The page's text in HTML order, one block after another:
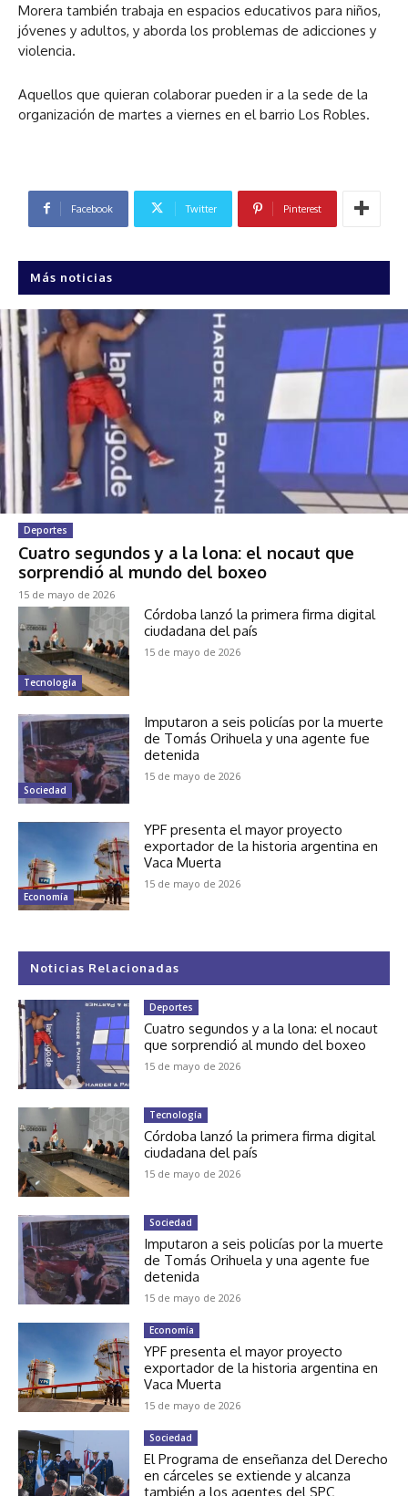
Morera también trabaja en espacios educativos para niños,
jóvenes y adultos, y aborda los problemas de adicciones y
violencia.
Aquellos que quieran colaborar pueden ir a la sede de la
organización de martes a viernes en el barrio Los Robles.
Facebook Twitter Pinterest
Más noticias
Deportes
Cuatro segundos y a la lona: el nocaut que
sorprendió al mundo del boxeo
15 de mayo de 2026
Tecnología
Córdoba lanzó la primera firma digital
ciudadana del país
15 de mayo de 2026
Sociedad
Imputaron a seis policías por la muerte
de Tomás Orihuela y una agente fue
detenida
15 de mayo de 2026
Economía
YPF presenta el mayor proyecto
exportador de la historia argentina en
Vaca Muerta
15 de mayo de 2026
Noticias Relacionadas
Deportes
Cuatro segundos y a la lona: el nocaut
que sorprendió al mundo del boxeo
15 de mayo de 2026
Tecnología
Córdoba lanzó la primera firma digital
ciudadana del país
15 de mayo de 2026
Sociedad
Imputaron a seis policías por la muerte
de Tomás Orihuela y una agente fue
detenida
15 de mayo de 2026
Economía
YPF presenta el mayor proyecto
exportador de la historia argentina en
Vaca Muerta
15 de mayo de 2026
Sociedad
El Programa de enseñanza del Derecho
en cárceles se extiende y alcanza
también a los agentes del SPC